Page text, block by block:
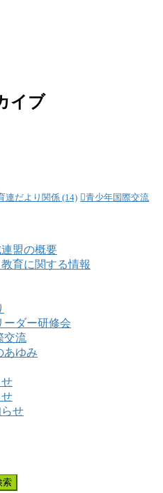
イブ
連だより関係 (14)
青少年国際交流
盟の概要
育に関する情報
ーダー研修会
交流
あゆみ
せ
せ
らせ